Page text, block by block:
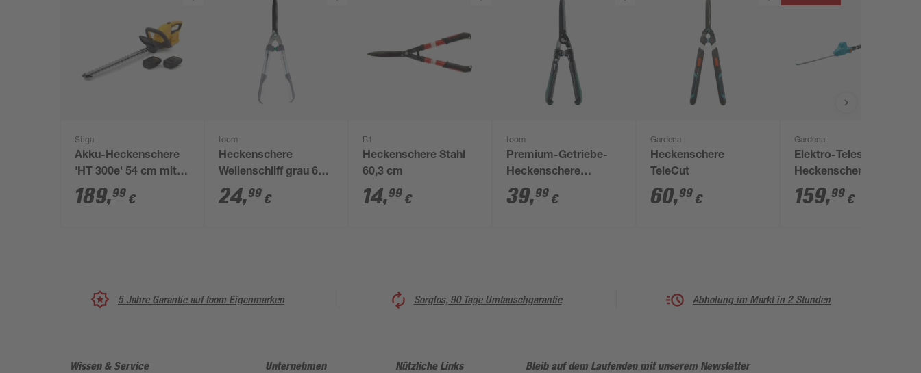
Stiga
Akku-Heckenschere
'HT 300e' 54 cm mit 2
Akkus
189,99 €
toom
Heckenschere
Wellenschliff grau 60
cm
24,99 €
B1
Heckenschere Stahl
60,3 cm
14,99 €
toom
Premium-Getriebe-
Heckenschere
Carbonstahl 61 cm
39,99 €
Gardena
Heckenschere
TeleCut
60,99 €
Gardena
Elektro-Teleskop-
Heckenschere 'THS
500/48' bis zu 3,5 m
500 W
159,99 €
5 Jahre Garantie auf toom Eigenmarken Sorglos, 90 Tage Umtauschgarantie Abholung im Markt in 2 Stunden
Wissen & Service Unternehmen Nützliche Links Bleib auf dem Laufenden mit unserem Newsletter